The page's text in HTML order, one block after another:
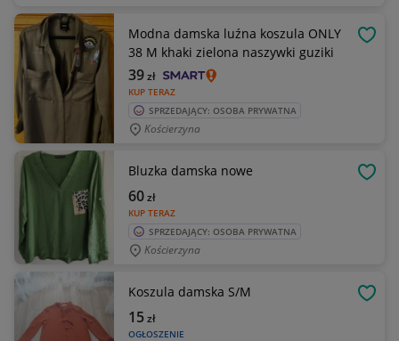
Modna damska luźna koszula ONLY
38 M khaki zielona naszywki guziki
KUP TERAZ
39zł
SPRZEDAJĄCY: OSOBA PRYWATNA
Kościerzyna
Bluzka damska nowe
KUP TERAZ
60zł
SPRZEDAJĄCY: OSOBA PRYWATNA
Kościerzyna
Koszula damska S/M
OGŁOSZENIE
15zł